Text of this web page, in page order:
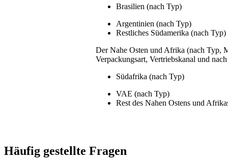
Brasilien (nach Typ)
Argentinien (nach Typ)
Restliches Südamerika (nach Typ)
Der Nahe Osten und Afrika (nach Typ,
Verpackungsart, Vertriebskanal und
Südafrika (nach Typ)
VAE (nach Typ)
Rest des Nahen Ostens und
Häufig gestellte Fragen